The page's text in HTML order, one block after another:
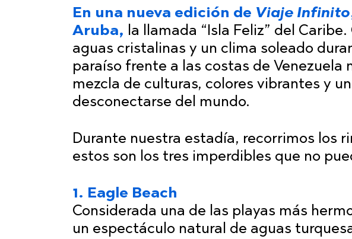
En una nueva edición de Viaje Infinito
Aruba, la llamada “Isla Feliz” del
aguas cristalinas y un clima soleado
paraíso frente a las costas de Venezuela
mezcla de culturas, colores vibrantes y
desconectarse del mundo.
Durante nuestra estadía, recorrimos los
estos son los tres imperdibles que no
1. Eagle Beach
Considerada una de las playas más
un espectáculo natural de aguas